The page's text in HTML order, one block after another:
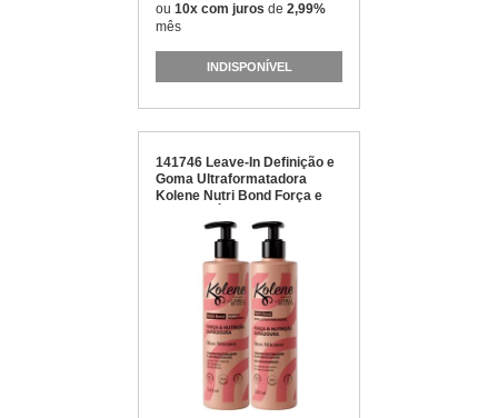
ou 10x com juros de 2,99%
mês
INDISPONÍVEL
141746 Leave-In Definição e
Goma Ultraformatadora
Kolene Nutri Bond Força e